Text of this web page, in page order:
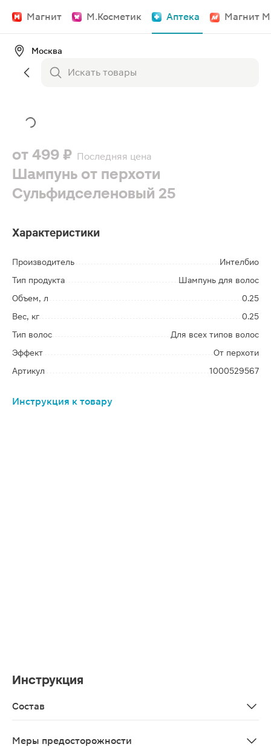
Магнит М.Косметик Аптека Магнит
Москва
от 499 ₽ Последняя цена
Шампунь от перхоти
Сульфидселеновый 25
Характеристики
Производитель
Интелбио
Тип продукта
Шампунь для волос
Объем, л
0.25
Вес, кг
0.25
Тип волос
Для всех типов волос
Эффект
От перхоти
Артикул
1000529567
Инструкция к товару
Инструкция
Состав
Меры предосторожности